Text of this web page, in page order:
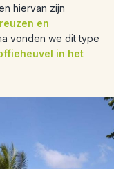
hiervan zijn
en
vonden we dit type
in het